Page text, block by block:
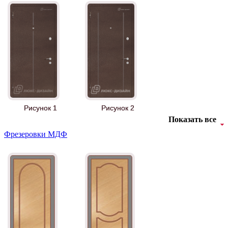
Рисунок 1 Рисунок 2
Рисунок 4
Показать все
Фрезеровки МДФ